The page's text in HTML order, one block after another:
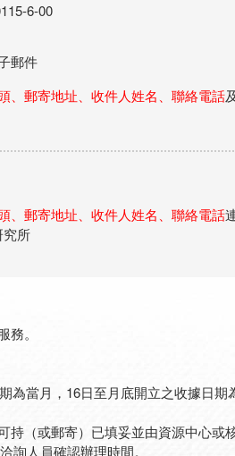
6-00
郵件
、郵寄地址、收件人姓名、聯絡電話及
、郵寄地址、收件人姓名、聯絡電話
究所
。
為當月，16日至月底開立之收據日
（或郵寄）已填妥並由資源中心或
詢人員確認辦理時間。